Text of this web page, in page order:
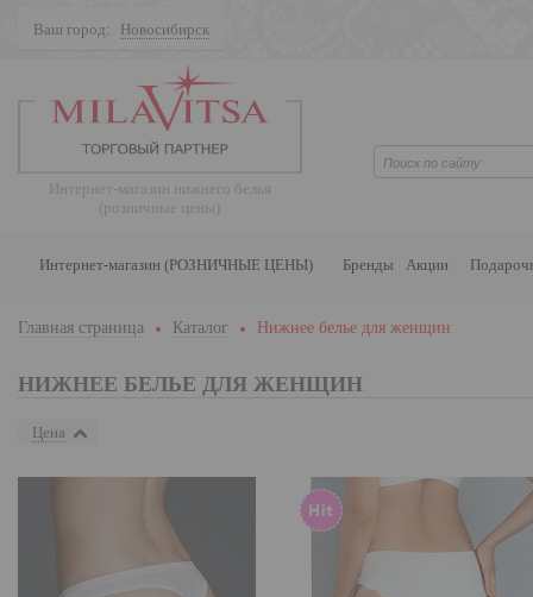
Ваш город: Новосибирск
Интернет-магазин нижнего белья
(розничные цены)
Интернет-магазин (РОЗНИЧНЫЕ ЦЕНЫ) Бренды Акции
Главная страница Каталог Нижнее белье для женщин
НИЖНЕЕ БЕЛЬЕ ДЛЯ ЖЕНЩИН
Цена